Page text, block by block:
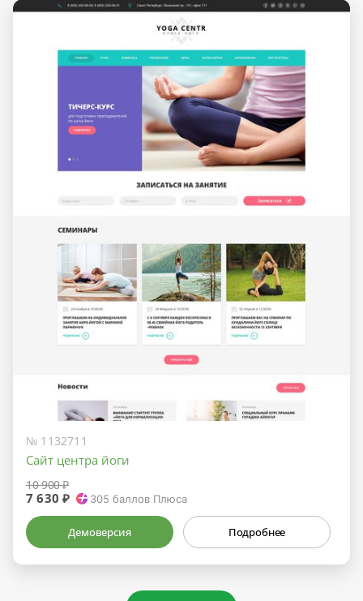
№ 1132711
Сайт центра йоги
10 900 ₽
7 630 ₽ 305 баллов Плюса
Демоверсия Подробнее